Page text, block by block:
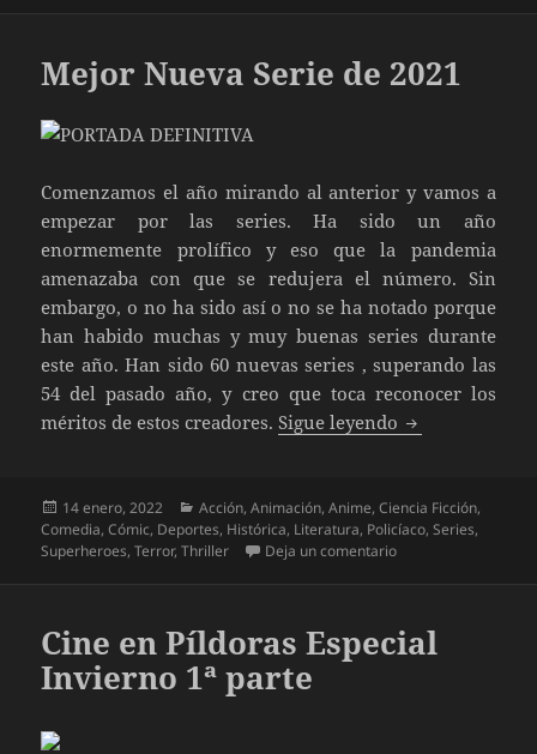
Mejor Nueva Serie de 2021
Comenzamos el año mirando al anterior y vamos a
empezar por las series. Ha sido un año
enormemente prolífico y eso que la pandemia
amenazaba con que se redujera el número. Sin
embargo, o no ha sido así o no se ha notado porque
han habido muchas y muy buenas series durante
este año. Han sido 60 nuevas series , superando las
54 del pasado año, y creo que toca reconocer los
méritos de estos creadores.Sigue leyendo Mejor Nueva
Publicado
el
14 enero, 2022 Categorías
Acción,Animación,Anime,Ciencia Ficción,
Comedia,Cómic, Deportes, Histórica, Literatura, Policíaco,Series,
Superheroes,Terror,Thriller Deja un comentarioen Mejor Nueva
Cine en Píldoras Especial
Invierno 1ª parte